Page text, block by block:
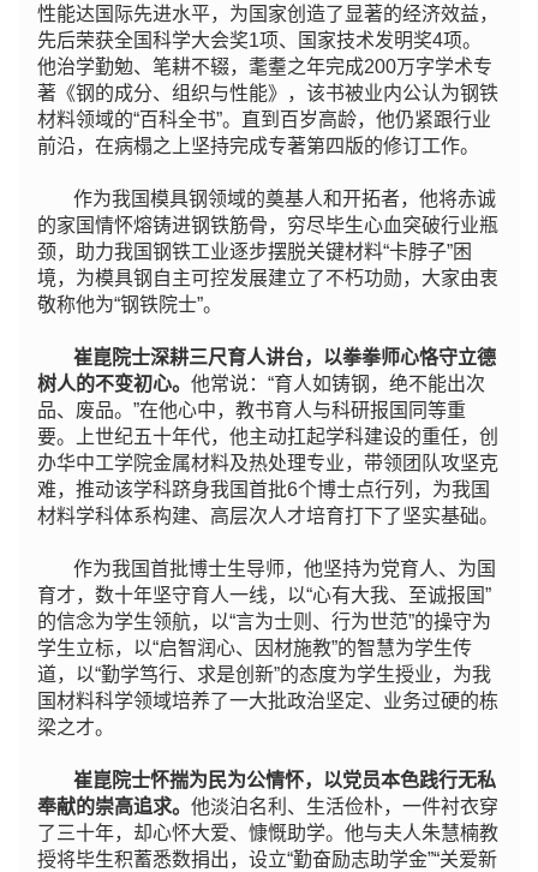
性能达国际先进水平，为国家创造了显著的经济效益，
先后荣获全国科学大会奖1项、国家技术发明奖4项。
他治学勤勉、笔耕不辍，耄耋之年完成200万字学术专
著《钢的成分、组织与性能》，该书被业内公认为钢铁
材料领域的“百科全书”。直到百岁高龄，他仍紧跟行业
前沿，在病榻之上坚持完成专著第四版的修订工作。
作为我国模具钢领域的奠基人和开拓者，他将赤诚
的家国情怀熔铸进钢铁筋骨，穷尽毕生心血突破行业瓶
颈，助力我国钢铁工业逐步摆脱关键材料“卡脖子”困
境，为模具钢自主可控发展建立了不朽功勋，大家由衷
敬称他为“钢铁院士”。
崔崑院士深耕三尺育人讲台，以拳拳师心恪守立德
树人的不变初心。他常说：“育人如铸钢，绝不能出次
品、废品。”在他心中，教书育人与科研报国同等重
要。上世纪五十年代，他主动扛起学科建设的重任，创
办华中工学院金属材料及热处理专业，带领团队攻坚克
难，推动该学科跻身我国首批6个博士点行列，为我国
材料学科体系构建、高层次人才培育打下了坚实基础。
作为我国首批博士生导师，他坚持为党育人、为国
育才，数十年坚守育人一线，以“心有大我、至诚报国”
的信念为学生领航，以“言为士则、行为世范”的操守为
学生立标，以“启智润心、因材施教”的智慧为学生传
道，以“勤学笃行、求是创新”的态度为学生授业，为我
国材料科学领域培养了一大批政治坚定、业务过硬的栋
梁之才。
崔崑院士怀揣为民为公情怀，以党员本色践行无私
奉献的崇高追求。他淡泊名利、生活俭朴，一件衬衣穿
了三十年，却心怀大爱、慷慨助学。他与夫人朱慧楠教
授将毕生积蓄悉数捐出，设立“勤奋励志助学金”“关爱新